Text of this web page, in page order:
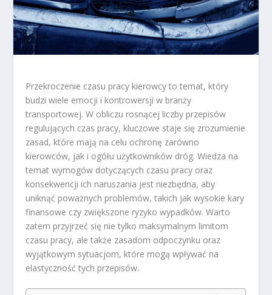
Przekroczenie czasu pracy kierowcy to temat, który
budzi wiele emocji i kontrowersji w branży
transportowej. W obliczu rosnącej liczby przepisów
regulujących czas pracy, kluczowe staje się zrozumienie
zasad, które mają na celu ochronę zarówno
kierowców, jak i ogółu użytkowników dróg. Wiedza na
temat wymogów dotyczących czasu pracy oraz
konsekwencji ich naruszania jest niezbędna, aby
uniknąć poważnych problemów, takich jak wysokie kary
finansowe czy zwiększone ryzyko wypadków. Warto
zatem przyjrzeć się nie tylko maksymalnym limitom
czasu pracy, ale także zasadom odpoczynku oraz
wyjątkowym sytuacjom, które mogą wpływać na
elastyczność tych przepisów.